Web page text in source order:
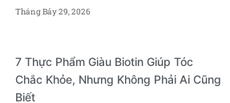
Tháng Bảy 29, 2026
7 Thực Phẩm Giàu Biotin Giúp Tóc
Chắc Khỏe, Nhưng Không Phải Ai Cũng
Biết